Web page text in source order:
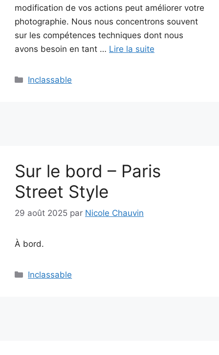
modification de vos actions peut améliorer votre
photographie. Nous nous concentrons souvent
sur les compétences techniques dont nous
avons besoin en tant … Lire la suite
Catégories
Inclassable
Sur le bord – Paris
Street Style
29 août 2025 par Nicole Chauvin
À bord.
Catégories
Inclassable